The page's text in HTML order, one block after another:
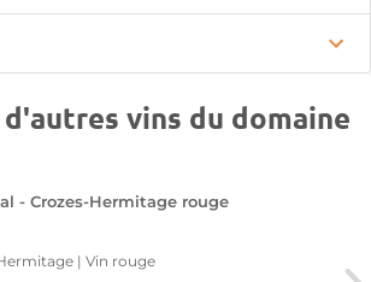
vins du domaine
- Crozes-Hermitage rouge
| Vin rouge